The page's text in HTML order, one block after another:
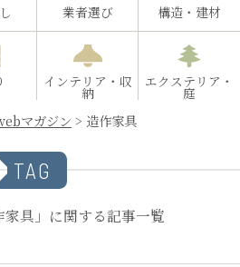
業者選び 構造・建材
インテリア・収
納
エクステリア・
庭
マガジン > 造作家具
TAG
家具」に関する記事一覧